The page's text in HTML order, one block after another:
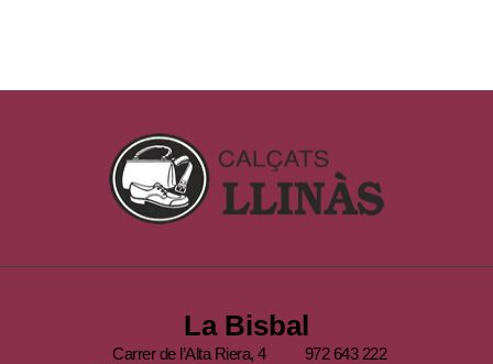
La Bisbal
Carrer de l’Alta Riera, 4 972 643 222